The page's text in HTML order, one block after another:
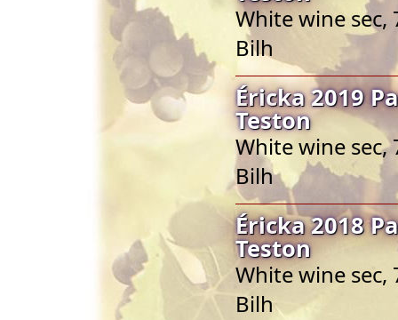
White wine sec,
Bilh
Éricka 2019
Teston
White wine sec,
Bilh
Éricka 2018
Teston
White wine sec,
Bilh